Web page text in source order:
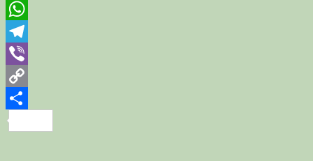
Twitter
WhatsApp
Telegram
Viber
Copy
Link